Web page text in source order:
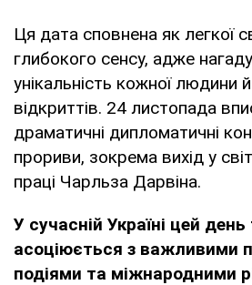
Ця дата сповнена як легкої
глибокого сенсу, адже
унікальність кожної людини
відкриттів. 24 листопада
драматичні дипломатичні
прориви, зокрема вихід у
праці Чарльза Дарвіна.
У сучасній Україні цей
асоціюється з важливими
подіями та міжнародними